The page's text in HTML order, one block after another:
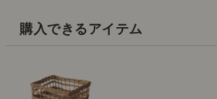
購入できるアイテム